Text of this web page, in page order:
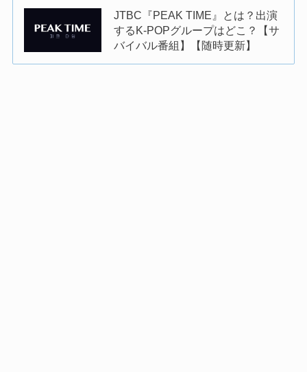
JTBC『PEAK TIME』とは？出演
するK-POPグループはどこ？【サ
バイバル番組】【随時更新】